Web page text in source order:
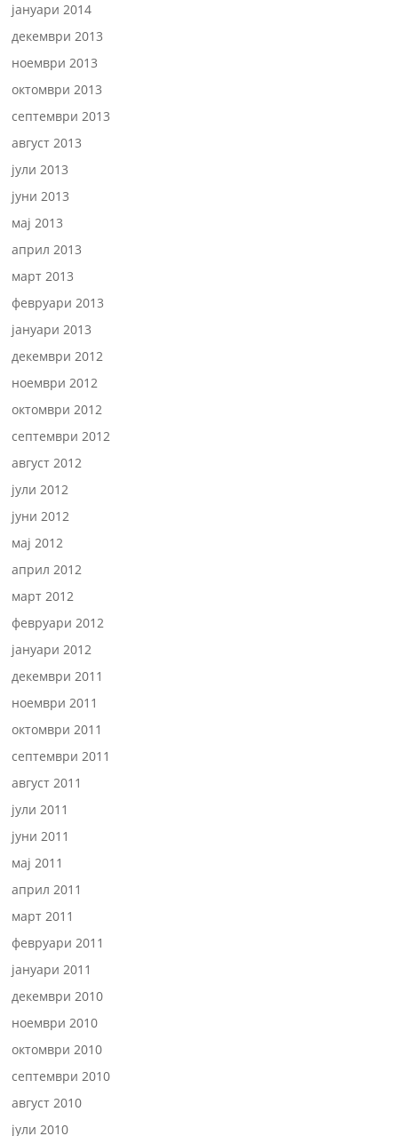
јануари 2014
декември 2013
ноември 2013
октомври 2013
септември 2013
август 2013
јули 2013
јуни 2013
мај 2013
април 2013
март 2013
февруари 2013
јануари 2013
декември 2012
ноември 2012
октомври 2012
септември 2012
август 2012
јули 2012
јуни 2012
мај 2012
април 2012
март 2012
февруари 2012
јануари 2012
декември 2011
ноември 2011
октомври 2011
септември 2011
август 2011
јули 2011
јуни 2011
мај 2011
април 2011
март 2011
февруари 2011
јануари 2011
декември 2010
ноември 2010
октомври 2010
септември 2010
август 2010
јули 2010